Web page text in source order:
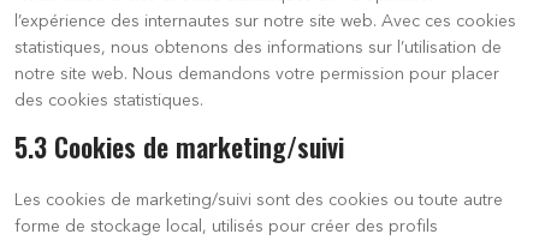
l’expérience des internautes sur notre site web. Avec ces cookies
statistiques, nous obtenons des informations sur l’utilisation de
notre site web. Nous demandons votre permission pour placer
des cookies statistiques.
5.3 Cookies de marketing/suivi
Les cookies de marketing/suivi sont des cookies ou toute autre
forme de stockage local, utilisés pour créer des profils